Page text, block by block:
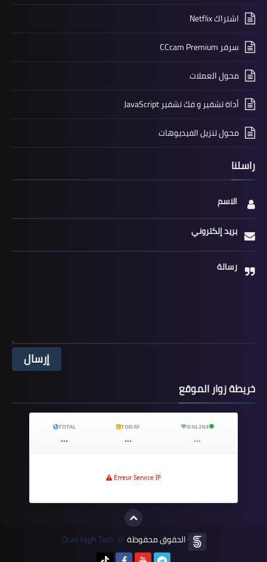
اشتراك Netflix
سرفر CCcam Premium
محول العملات
أداة تشفير و فك تشفير JavaScript
محول تنزيل الفيديوهات
راسلنا
الاسم
بريد إلكتروني
رسالة
خريطة زوار الموقع
TOTAL
...
TODAY
...
ONLINE
...
Erreur Service IP
جميع الحقوق محفوظة ©
Oran High Tech